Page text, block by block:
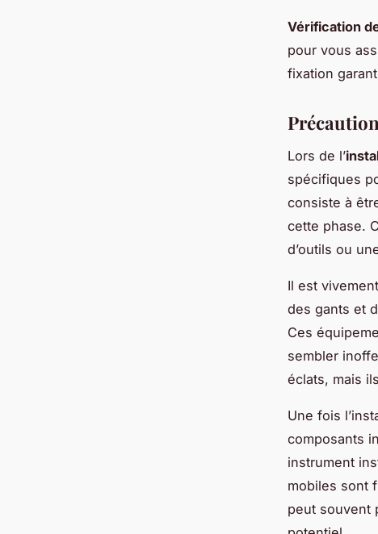
Vérification
pour vous
fixation
Lors de l’
spécifiques
consiste à
cette phase.
d’outils ou
Il est
des gants et
Ces
sembler
éclats, mais
Une fois
composants
instrument
mobiles sont
peut souvent